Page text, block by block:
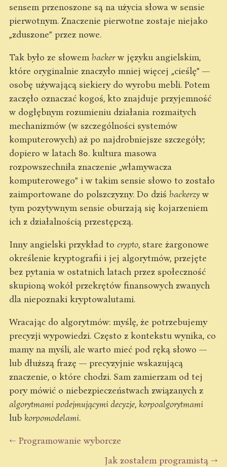
sensem przenoszone są na użycia słowa w sensie
pierwotnym. Znaczenie pierwotne zostaje niejako
„zduszone” przez nowe.
Tak było ze słowem hackerw języku angielskim,
które oryginalnie znaczyło mniej więcej „cieślę” —
osobę używającą siekiery do wyrobu mebli. Potem
zaczęło oznaczać kogoś, kto znajduje przyjemność
w dogłębnym rozumieniu działania rozmaitych
mechanizmów (w szczególności systemów
komputerowych) aż po najdrobniejsze szczegóły;
dopiero w latach 80. kultura masowa
rozpowszechniła znaczenie „włamywacza
komputerowego” i w takim sensie słowo to zostało
zaimportowane do polszczyzny. Do dziś hackerzyw
tym pozytywnym sensie oburzają się kojarzeniem
ich z działalnością przestępczą.
Inny angielski przykład to crypto, stare żargonowe
określenie kryptografii i jej algorytmów, przejęte
bez pytania w ostatnich latach przez społeczność
skupioną wokół przekrętów finansowych zwanych
dla niepoznaki kryptowalutami.
Wracając do algorytmów: myślę, że potrzebujemy
precyzji wypowiedzi. Często z kontekstu wynika, co
mamy na myśli, ale warto mieć pod ręką słowo —
lub dłuższą frazę — precyzyjnie wskazującą
znaczenie, o które chodzi. Sam zamierzam od tej
pory mówić o niebezpieczeństwach związanych z
algorytmami podejmującymi decyzje, korpoalgorytmami
lub korpomodelami.
← Programowanie wyborcze
Jak zostałem programistą →